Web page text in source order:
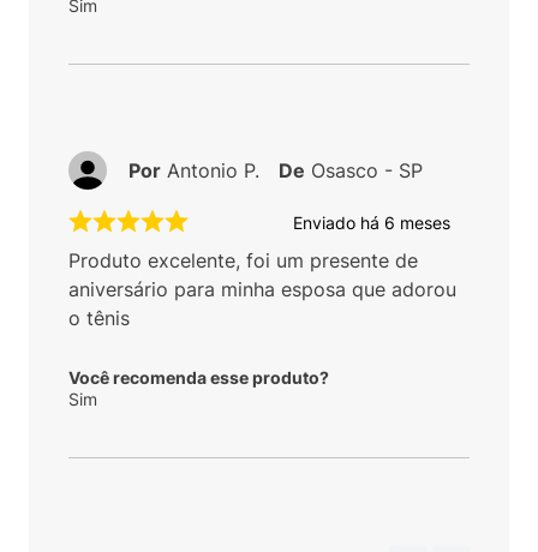
Sim
Enviado há 6 meses
Produto excelente, foi um presente de
aniversário para minha esposa que adorou
o tênis
Você recomenda esse produto?
Sim
Por Antonio P. De Osasco - SP